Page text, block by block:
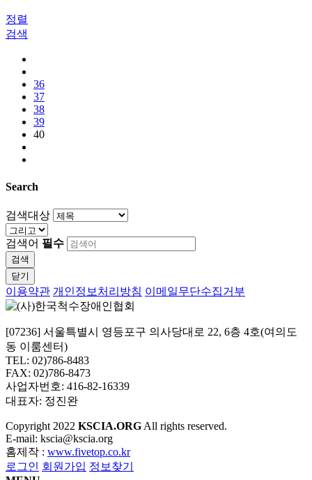
정렬
검색
36
37
38
39
40
Search
검색대상
검색어 필수
검색
닫기
이용약관 개인정보처리방침 이메일무단수집거부
[07236] 서울특별시 영등포구 의사당대로 22, 6층 4호(여의도
동 이룸센터)
TEL: 02)786-8483
FAX: 02)786-8473
사업자번호: 416-82-16339
대표자: 정진완
Copyright 2022 KSCIA.ORG All rights reserved.
E-mail: kscia@kscia.org
홈제작 : www.fivetop.co.kr
로그인 회원가입 정보찾기